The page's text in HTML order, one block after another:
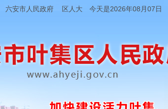
六安市人民政府 区人大 今天是2026年08月07日